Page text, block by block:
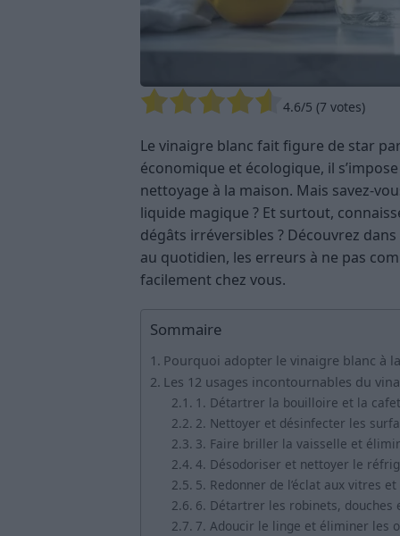
4.6/5 (7 votes)
Le vinaigre blanc fait figure de star
économique et écologique, il
nettoyage à la maison. Mais savez-
liquide magique ? Et surtout,
dégâts irréversibles ? Découvrez
au quotidien, les erreurs à ne pas
facilement chez vous.
Sommaire
Pourquoi adopter le vinaigre blanc à
Les 12 usages incontournables du
1. Détartrer la bouilloire et la
2. Nettoyer et désinfecter les
3. Faire briller la vaisselle et
4. Désodoriser et nettoyer le
5. Redonner de l’éclat aux vitres
6. Détartrer les robinets, douches
7. Adoucir le linge et éliminer les